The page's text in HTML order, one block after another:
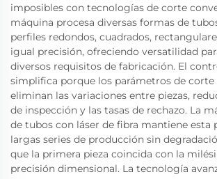
imposibles con tecnologías de corte
máquina procesa diversas formas de
perfiles redondos, cuadrados,
igual precisión, ofreciendo versatilidad
diversos requisitos de fabricación. El
simplifica porque los parámetros de corte
eliminan las variaciones entre piezas,
de inspección y las tasas de rechazo. La
de tubos con láser de fibra mantiene esta
largas series de producción sin
que la primera pieza coincida con la
precisión dimensional. La tecnología